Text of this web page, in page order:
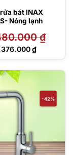
bát INAX
Nóng lạnh
₫
Giá
3.480.000 ₫.
₫
Giá
tại
là:
2.376.000 ₫.
-42%